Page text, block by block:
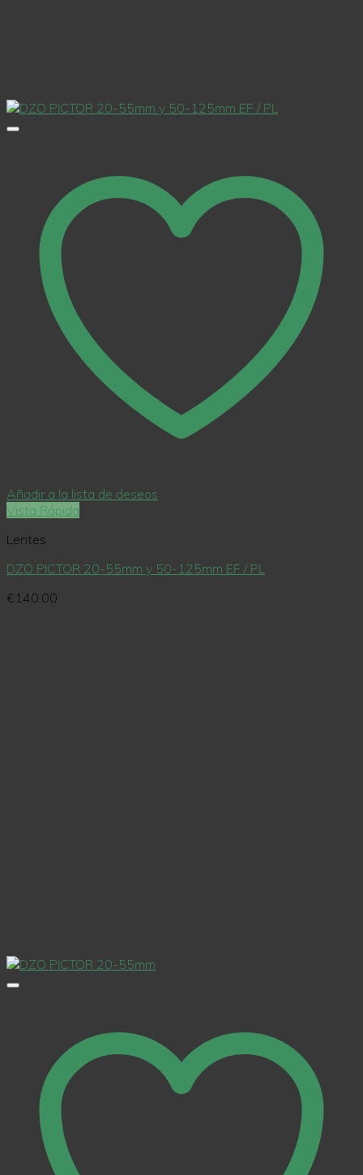
Añadir a la lista de deseos
Vista Rápida
Lentes
DZO PICTOR 20-55mm y 50-125mm EF / PL
€ 140.00